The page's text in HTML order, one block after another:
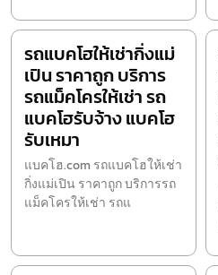
รถแบคโฮให้เช่ากิ่งแม่
เปิน ราคาถูก บริการ
รถแม็คโครให้เช่า รถ
แบคโฮรับจ้าง แบคโฮ
รับเหมา
แบคโฮ.com รถแบคโฮให้เช่า
กิ่งแม่เปิน ราคาถูก บริการรถ
แม็คโครให้เช่า รถแ